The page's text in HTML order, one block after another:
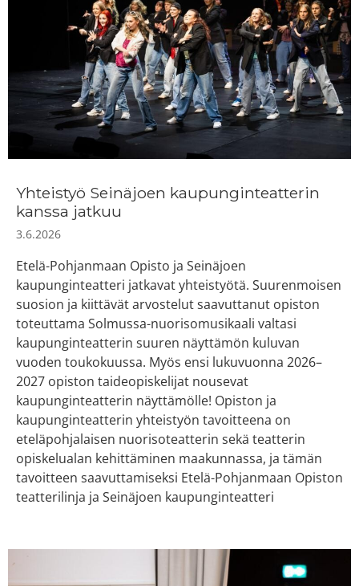
Yhteistyö Seinäjoen kaupunginteatterin
kanssa jatkuu
3.6.2026
Etelä-Pohjanmaan Opisto ja Seinäjoen
kaupunginteatteri jatkavat yhteistyötä. Suurenmoisen
suosion ja kiittävät arvostelut saavuttanut opiston
toteuttama Solmussa-nuorisomusikaali valtasi
kaupunginteatterin suuren näyttämön kuluvan
vuoden toukokuussa. Myös ensi lukuvuonna 2026–
2027 opiston taideopiskelijat nousevat
kaupunginteatterin näyttämölle! Opiston ja
kaupunginteatterin yhteistyön tavoitteena on
eteläpohjalaisen nuorisoteatterin sekä teatterin
opiskelualan kehittäminen maakunnassa, ja tämän
tavoitteen saavuttamiseksi Etelä-Pohjanmaan Opiston
teatterilinja ja Seinäjoen kaupunginteatteri